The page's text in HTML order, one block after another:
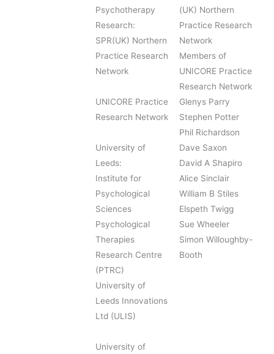
Psychotherapy
Research:
SPR(UK) Northern
Practice Research
Network
UNICORE Practice
Research Network
University of
Leeds:
Institute for
Psychological
Sciences
Psychological
Therapies
Research Centre
(PTRC)
University of
Leeds Innovations
Ltd (ULIS)
University of
(UK) Northern
Practice Research
Network
Members of
UNICORE Practice
Research Network
Glenys Parry
Stephen Potter
Phil Richardson
Dave Saxon
David A Shapiro
Alice Sinclair
William B Stiles
Elspeth Twigg
Sue Wheeler
Simon Willoughby-
Booth